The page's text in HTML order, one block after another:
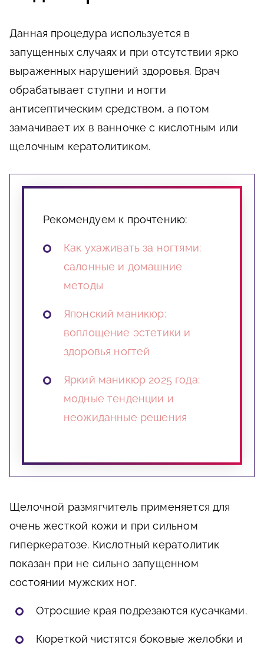
Данная процедура используется в
запущенных случаях и при отсутствии ярко
выраженных нарушений здоровья. Врач
обрабатывает ступни и ногти
антисептическим средством, а потом
замачивает их в ванночке с кислотным или
щелочным кератолитиком.
Рекомендуем к прочтению:
Как ухаживать за ногтями:
салонные и домашние
методы
Японский маникюр:
воплощение эстетики и
здоровья ногтей
Яркий маникюр 2025 года:
модные тенденции и
неожиданные решения
Щелочной размягчитель применяется для
очень жесткой кожи и при сильном
гиперкератозе. Кислотный кератолитик
показан при не сильно запущенном
состоянии мужских ног.
Отросшие края подрезаются кусачками.
Кюреткой чистятся боковые желобки и